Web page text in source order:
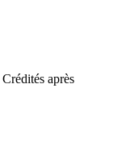
Crédités après